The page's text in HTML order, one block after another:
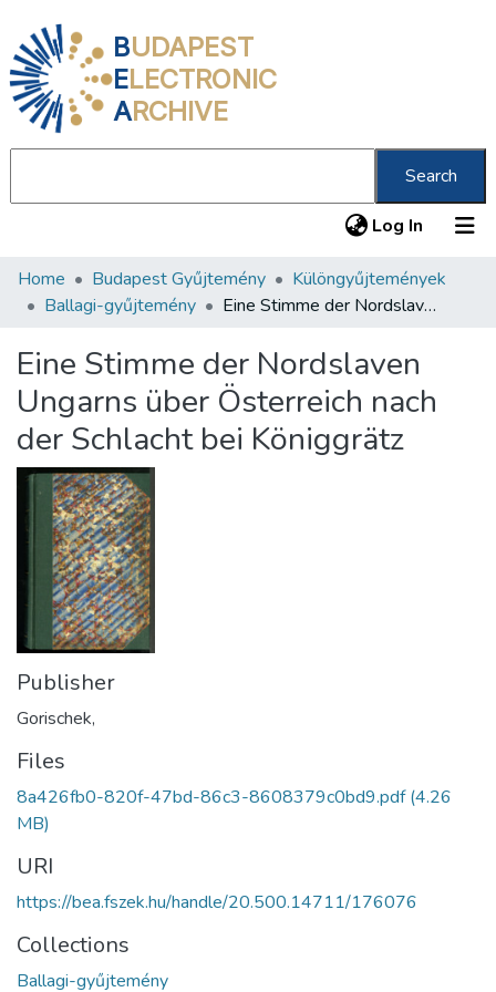
BUDAPEST
ELECTRONIC
ARCHIVE
Search
Log In (current)
Communities & Collections
Statistics
About us
Home Budapest Gyűjtemény
Különgyűjtemények
Ballagi-gyűjtemény
Eine Stimme der Nordslaven Ungarns über Österreich nach der Schlacht bei Königgrätz
Eine Stimme der Nordslaven
Ungarns über Österreich nach
der Schlacht bei Königgrätz
Publisher
Gorischek,
Files
8a426fb0-820f-47bd-86c3-8608379c0bd9.pdf(4.26
MB)
URI
https://bea.fszek.hu/handle/20.500.14711/176076
Collections
Ballagi-gyűjtemény